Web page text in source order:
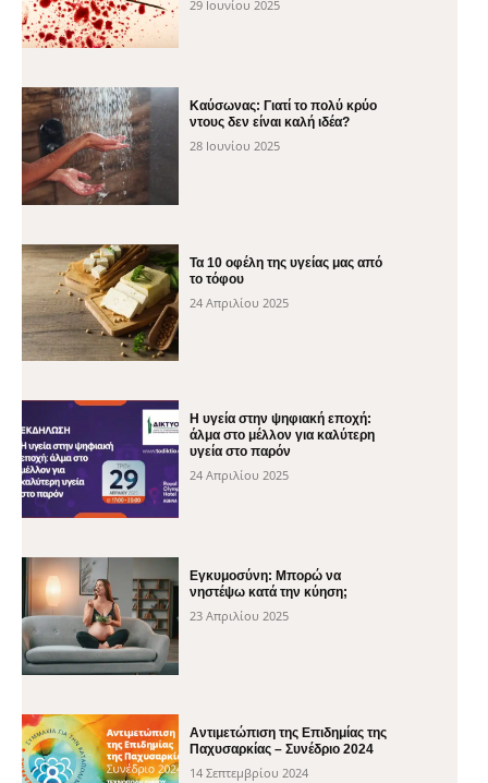
29 Ιουνίου 2025
Καύσωνας: Γιατί το πολύ κρύο
ντους δεν είναι καλή ιδέα?
28 Ιουνίου 2025
Τα 10 οφέλη της υγείας μας από
το τόφου
24 Απριλίου 2025
H υγεία στην ψηφιακή εποχή:
άλμα στο μέλλον για καλύτερη
υγεία στο παρόν
24 Απριλίου 2025
Εγκυμοσύνη: Μπορώ να
νηστέψω κατά την κύηση;
23 Απριλίου 2025
Αντιμετώπιση της Επιδημίας της
Παχυσαρκίας – Συνέδριο 2024
14 Σεπτεμβρίου 2024